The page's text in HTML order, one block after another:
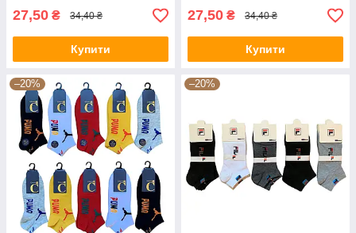
27,50 ₴ 34,40 ₴
Купити
27,50 ₴ 34,40 ₴
Купити
–20% –20%